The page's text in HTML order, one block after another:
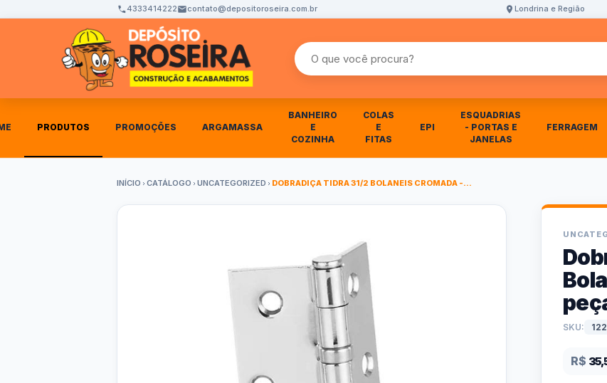
4333414222 contato@depositoroseira.com.br Londrina e Região
Buscar produtos
PRODUTOS PROMOÇÕES ARGAMASSA
BANHEIRO
E
COZINHA
COLAS
E
FITAS
EPI
ESQUADRIAS
- PORTAS E
JANELAS
FERRAGEM
INÍCIO CATÁLOGO UNCATEGORIZED DOBRADIÇA TIDRA 31/2 BOLANEIS CROMADA -...
SKU:
R$